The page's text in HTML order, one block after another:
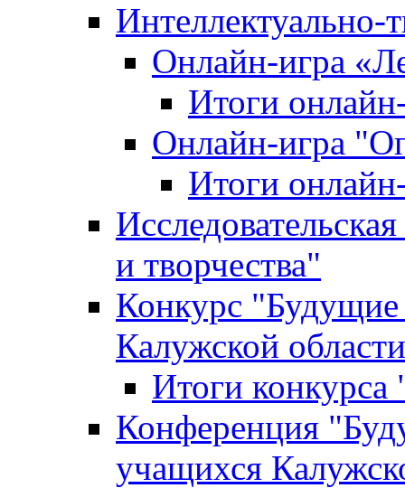
Интеллектуально-
Онлайн-игра
Итоги
Онлайн-игра
Итоги
и творчества"
Конкурс
Калужской области
Итоги
Конференция
учащихся